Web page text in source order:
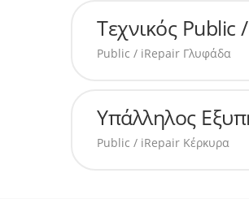
Τεχνικός
Public / iRepair Γλυφάδα
Υπάλληλος
Public / iRepair Κέρκυρα